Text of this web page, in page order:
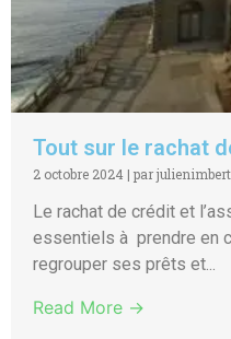
Tout sur le rachat
2 octobre 2024 | par
Le rachat de crédit et
essentiels à prendre en
regrouper ses prêts et...
Read More →